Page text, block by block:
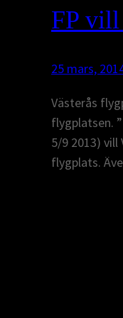
FP vill
25 mars,
Västerås
flygplatsen.
5/9 2013)
flygplats.